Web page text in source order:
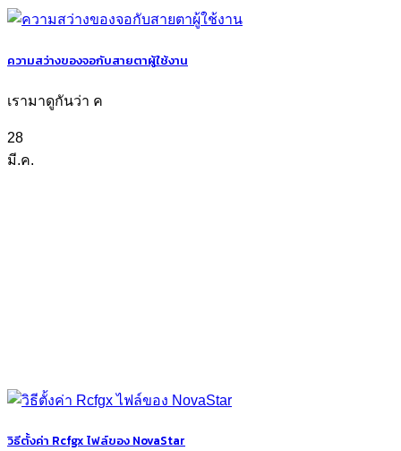
ความสว่างของจอกับสายตาผู้ใช้งาน
เรามาดูกันว่า ค
28
มี.ค.
วิธีตั้งค่า Rcfgx ไฟล์ของ NovaStar